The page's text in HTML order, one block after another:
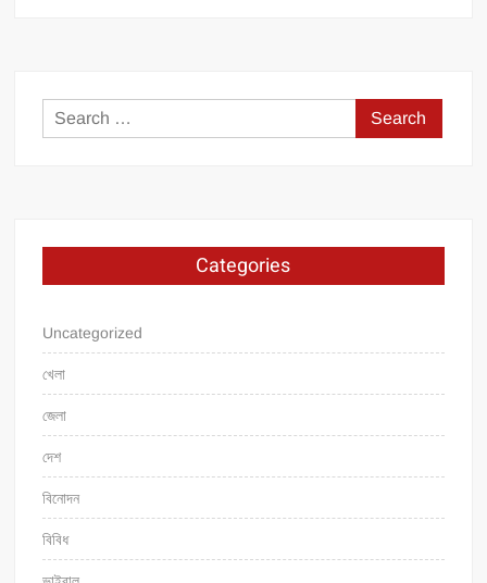
Search
for:
Categories
Uncategorized
খেলা
জেলা
দেশ
বিনোদন
বিবিধ